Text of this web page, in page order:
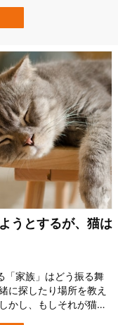
の前では声や表情が
、犬に対してはその逆
うとするが、猫は
「家族」はどう振る舞
に探したり場所を教え
かし、もしそれが猫だ